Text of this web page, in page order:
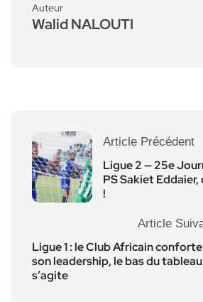
Auteur
Walid NALOUTI
Article Précédent
Ligue 2 — 25e
PS Sakiet
!
Article
Ligue 1 : le Club Africain conforte
son leadership, le bas du tableau
s’agite